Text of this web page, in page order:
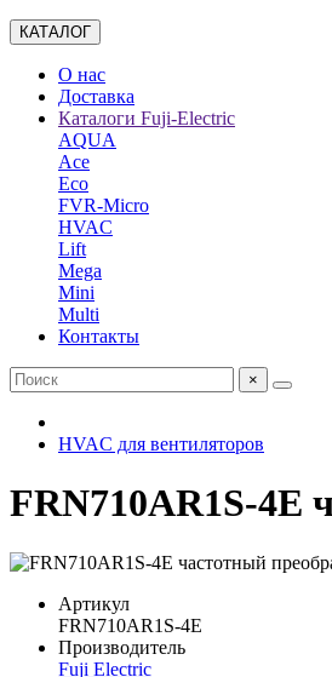
КАТАЛОГ
О нас
Доставка
Каталоги Fuji-Electric
AQUA
Ace
Eco
FVR-Micro
HVAC
Lift
Mega
Mini
Multi
Контакты
×
HVAC для вентиляторов
FRN710AR1S-4E
Артикул
FRN710AR1S-4E
Производитель
Fuji Electric